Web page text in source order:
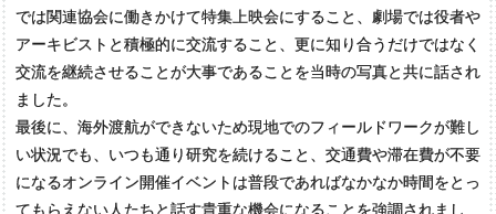
では関連協会に働きかけて特集上映会にすること、劇場では役者や
アーキビストと積極的に交流すること、更に知り合うだけではなく
交流を継続させることが大事であることを当時の写真と共に話され
ました。
最後に、海外渡航ができないため現地でのフィールドワークが難し
い状況でも、いつも通り研究を続けること、交通費や滞在費が不要
になるオンライン開催イベントは普段であればなかなか時間をとっ
てもらえない人たちと話す貴重な機会になることを強調されまし